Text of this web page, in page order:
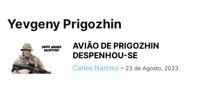
Yevgeny Prigozhin
AVIÃO DE PRIGOZHIN
DESPENHOU-SE
Carlos Narciso - 23 de Agosto, 2023